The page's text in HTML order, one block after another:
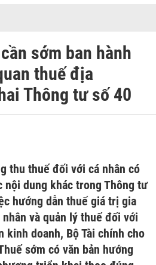
sớm ban hành
thuế địa
Thông tư số 40
thu thuế đối với cá nhân có
nội dung khác trong Thông tư
hướng dẫn thuế giá trị gia
và quản lý thuế đối với
kinh doanh, Bộ Tài chính cho
sớm có văn bản hướng